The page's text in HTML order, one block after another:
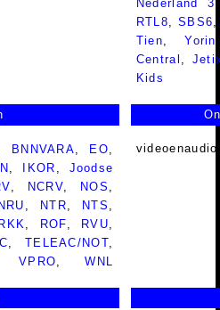
Nederland
RTL8 ,SBS6
Tien ,Yorin
Central
Kids
BNNVARA EO
IKOR
Joodse
NCRV NOS
NTR NTS
ROF RVU
TELEAC/NOT
VPRO ,WNL